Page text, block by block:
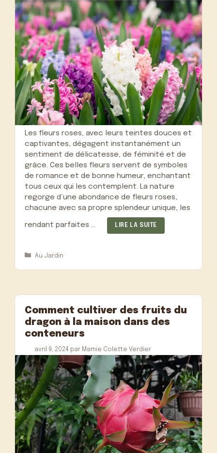
Les fleurs roses, avec leurs teintes douces et
captivantes, dégagent instantanément un
sentiment de délicatesse, de féminité et de
grâce. Ces belles fleurs servent de symboles
de romance et de bonne humeur, enchantant
tous ceux qui les contemplent. La nature
regorge d’une abondance de fleurs roses,
chacune avec sa propre splendeur unique, les
rendant parfaites … LIRE LA SUITE
Catégories
Au Jardin
Comment cultiver des fruits du
dragon à la maison dans des
conteneurs
avril 9, 2024 par Mamie Colette Verdier